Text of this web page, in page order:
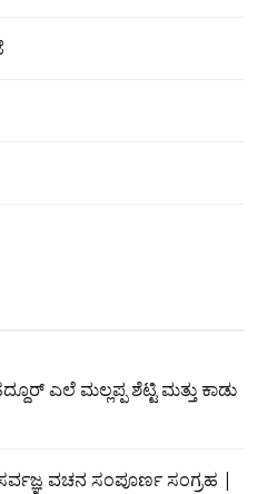
ಎಲೆ ಮಲ್ಲಪ್ಪ ಶೆಟ್ಟಿ ಮತ್ತು ಕಾಡು
ವಚನ ಸಂಪೂರ್ಣ ಸಂಗ್ರಹ |